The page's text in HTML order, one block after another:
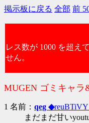
掲示板に戻る 全部 前
レス数が 1000 を超え
せん。
MUGEN ゴミキャラ
1 名前： qeg ◆reuBTiVY
まだまだ甘い